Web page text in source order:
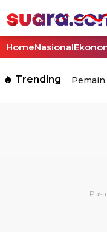
HomeNasional
🔥 Trending